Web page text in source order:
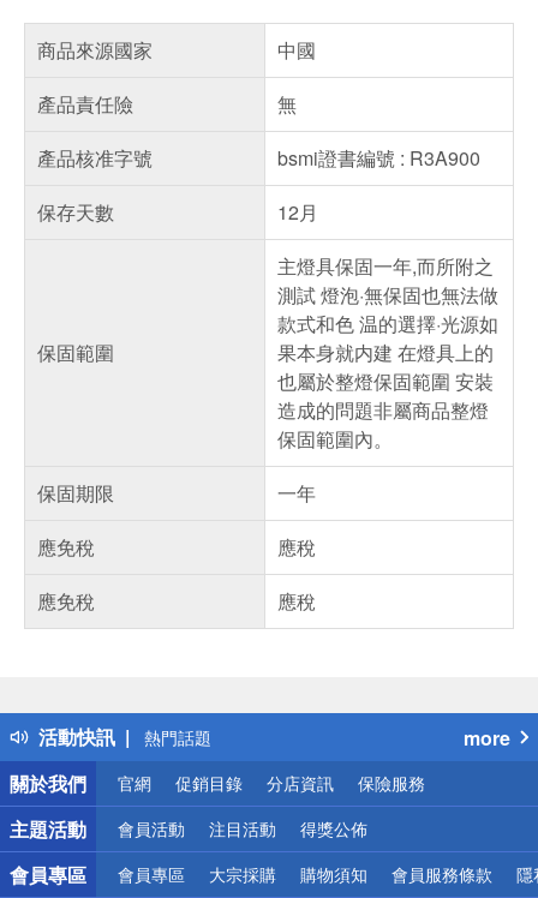
商品來源國家
中國
產品責任險
無
產品核准字號
bsmi證書編號 : R3A900
保存天數
12月
保固範圍
主燈具保固一年,而所附之
測試 燈泡·無保固也無法做
款式和色 温的選擇·光源如
果本身就内建 在燈具上的
也屬於整燈保固範圍 安裝
造成的問題非屬商品整燈
保固範圍內。
保固期限
一年
應免稅
應稅
應免稅
應稅
活動快訊
得獎公告
熱門話題
銀行優惠
偏遠地區配送
詐騙網頁！請小心！
more
關於我們
官網 促銷目錄 分店資訊 保險服務
主題活動 會員活動 注目活動 得獎公佈
會員專區 會員專區 大宗採購 購物須知 會員服務條款 隱